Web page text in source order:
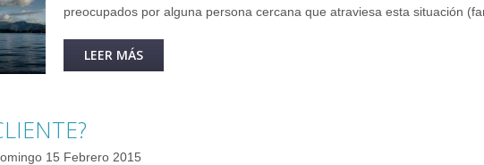
preocupados por alguna persona cercana que atraviesa esta situación
LEER MÁS
15 Febrero 2015